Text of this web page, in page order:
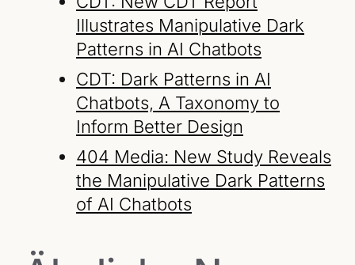
Illustrates Manipulative Dark
Patterns in AI Chatbots
CDT: Dark Patterns in AI
Chatbots, A Taxonomy to
Inform Better Design
404 Media: New Study Reveals
the Manipulative Dark Patterns
of AI Chatbots